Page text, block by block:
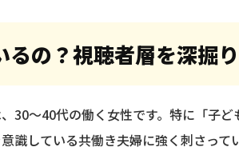
るの？視聴者層を深掘り
30〜40代の働く女性です。特に「子
識している共働き夫婦に強く刺さって